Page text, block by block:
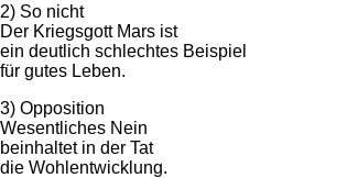
2) So nicht
Der Kriegsgott Mars ist
ein deutlich schlechtes Beispiel
für gutes Leben.
3) Opposition
Wesentliches Nein
beinhaltet in der Tat
die Wohlentwicklung.